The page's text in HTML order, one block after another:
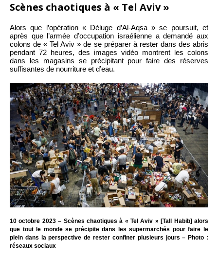
Scènes chaotiques à « Tel Aviv »
Alors que l’opération « Déluge d’Al-Aqsa » se poursuit, et
après que l’armée d’occupation israélienne a demandé aux
colons de « Tel Aviv » de se préparer à rester dans des abris
pendant 72 heures, des images vidéo montrent les colons
dans les magasins se précipitant pour faire des réserves
suffisantes de nourriture et d’eau.
10 octobre 2023 – Scènes chaotiques à « Tel Aviv » [Tall Habib] alors
que tout le monde se précipite dans les supermarchés pour faire le
plein dans la perspective de rester confiner plusieurs jours – Photo :
réseaux sociaux